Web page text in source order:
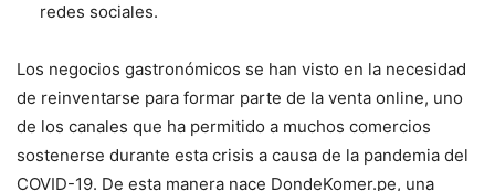
redes sociales.
Los negocios gastronómicos se han visto en la necesidad
de reinventarse para formar parte de la venta online, uno
de los canales que ha permitido a muchos comercios
sostenerse durante esta crisis a causa de la pandemia del
COVID-19. De esta manera nace DondeKomer.pe, una